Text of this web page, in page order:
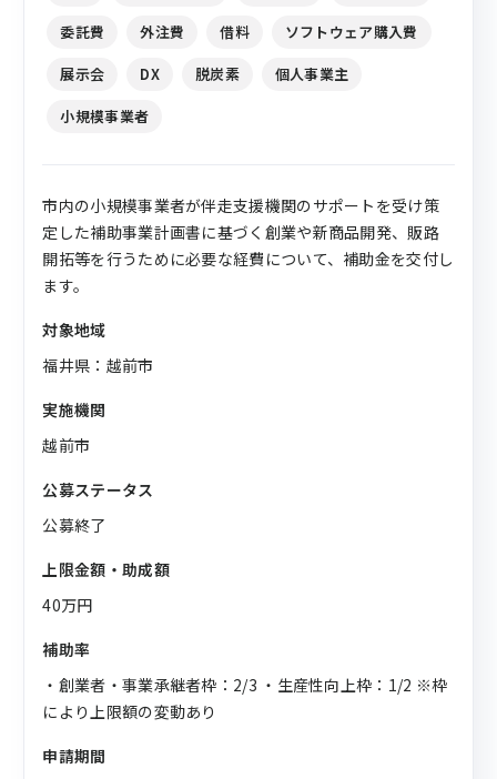
委託費
外注費 借料
ソフトウェア購入費
展示会
DX 脱炭素
個人事業主
小規模事業者
市内の小規模事業者が伴走支援機関のサポートを受け策
定した補助事業計画書に基づく創業や新商品開発、販路
開拓等を行うために必要な経費について、補助金を交付し
ます。
対象地域
福井県：越前市
実施機関
越前市
公募ステータス
公募終了
上限金額・助成額
40万円
補助率
・創業者・事業承継者枠：2/3 ・生産性向上枠：1/2 ※枠
により上限額の変動あり
申請期間